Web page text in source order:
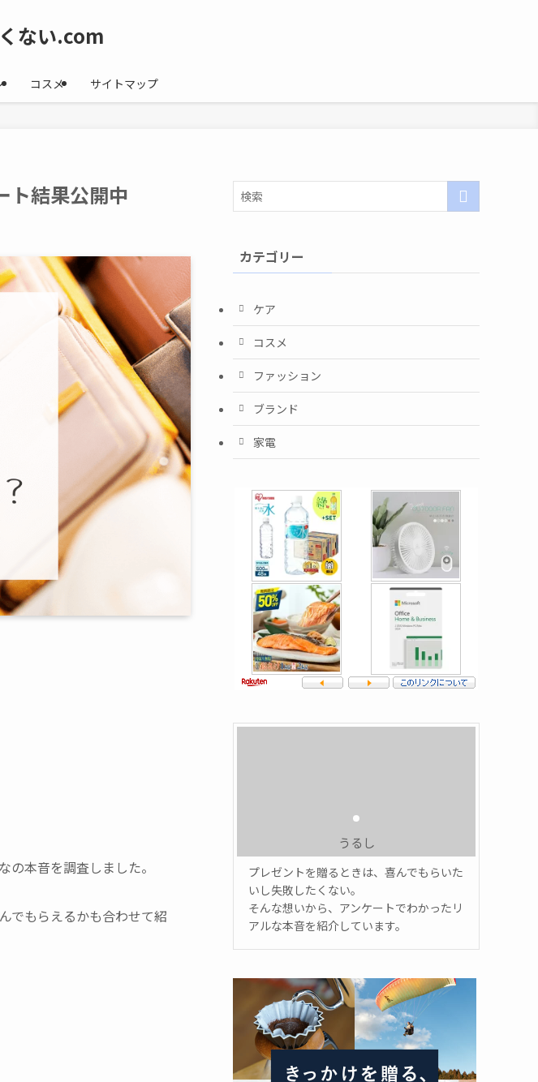
ない.com
コスメ サイトマップ
ト結果公開中
本音を調査しました。
でもらえるかも合わせて紹
カテゴリー
ケア
コスメ
ファッション
ブランド
家電
うるし
プレゼントを贈るときは、喜んでもらいた
いし失敗したくない。
そんな想いから、アンケートでわかったリ
アルな本音を紹介しています。